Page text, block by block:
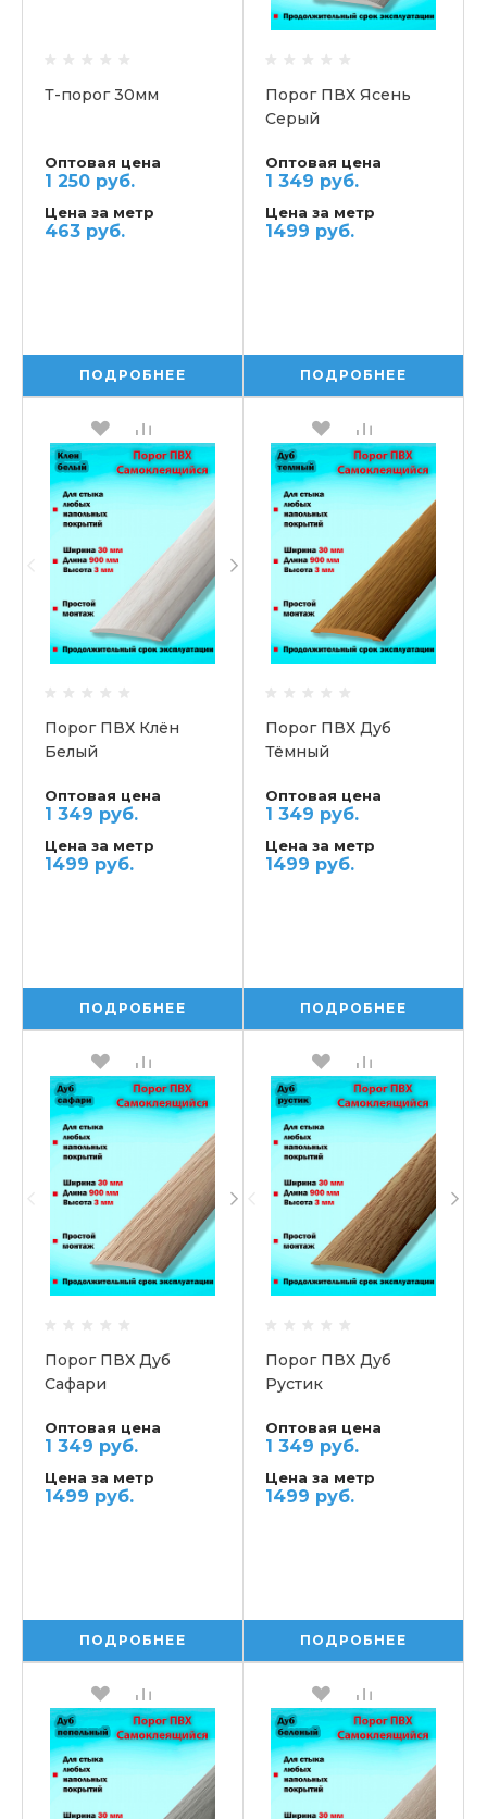
Т-порог 30мм
Оптовая цена
1 250 руб.
Цена за метр
463 руб.
ПОДРОБНЕЕ
Порог ПВХ Ясень
Серый
Оптовая цена
1 349 руб.
Цена за метр
1499 руб.
ПОДРОБНЕЕ
Порог ПВХ Клён
Белый
Оптовая цена
1 349 руб.
Цена за метр
1499 руб.
ПОДРОБНЕЕ
Порог ПВХ Дуб
Тёмный
Оптовая цена
1 349 руб.
Цена за метр
1499 руб.
ПОДРОБНЕЕ
Порог ПВХ Дуб
Сафари
Оптовая цена
1 349 руб.
Цена за метр
1499 руб.
ПОДРОБНЕЕ
Порог ПВХ Дуб
Рустик
Оптовая цена
1 349 руб.
Цена за метр
1499 руб.
ПОДРОБНЕЕ